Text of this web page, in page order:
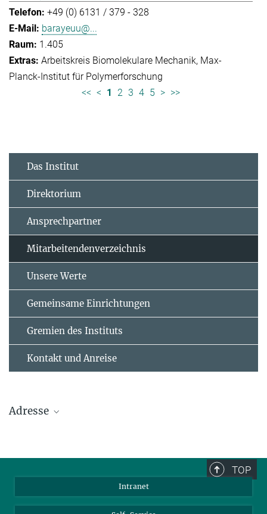
+49 (0) 6131 / 379 - 328
barayeuu@...
1.405
Arbeitskreis Biomolekulare Mechanik Max-
Planck-Institut für Polymerforschung
<< < 1 2 3 4 5 > >>
Das Institut
Direktorium
Ansprechpartner
Mitarbeitendenverzeichnis
Unsere Werte
Gemeinsame Einrichtungen
Gremien des Instituts
Kontakt und Anreise
Adresse
55128 Mainz
Tel.: +49 6131 379-0
Fax: +49 6131 379-100
TOP
Intranet